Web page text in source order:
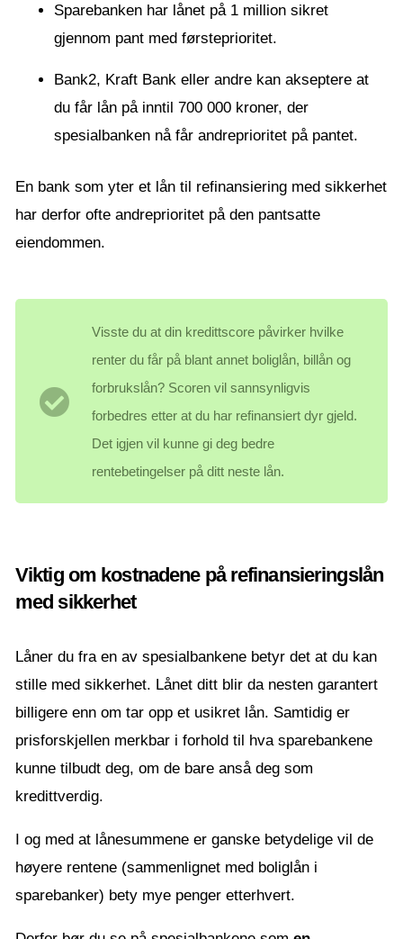
Sparebanken har lånet på 1 million sikret
gjennom pant med førsteprioritet.
Bank2, Kraft Bank eller andre kan akseptere at
du får lån på inntil 700 000 kroner, der
spesialbanken nå får andreprioritet på pantet.
En bank som yter et lån til refinansiering med sikkerhet
har derfor ofte andreprioritet på den pantsatte
eiendommen.
Visste du at din kredittscore påvirker hvilke
renter du får på blant annet boliglån, billån og
forbrukslån? Scoren vil sannsynligvis
forbedres etter at du har refinansiert dyr gjeld.
Det igjen vil kunne gi deg bedre
rentebetingelser på ditt neste lån.
Viktig om kostnadene på refinansieringslån
med sikkerhet
Låner du fra en av spesialbankene betyr det at du kan
stille med sikkerhet. Lånet ditt blir da nesten garantert
billigere enn om tar opp et usikret lån. Samtidig er
prisforskjellen merkbar i forhold til hva sparebankene
kunne tilbudt deg, om de bare anså deg som
kredittverdig.
I og med at lånesummene er ganske betydelige vil de
høyere rentene (sammenlignet med boliglån i
sparebanker) bety mye penger etterhvert.